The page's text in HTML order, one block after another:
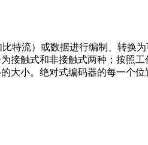
比特流）或数据进行编制、转换
接触式和非接触式两种；按照
大小。绝对式编码器的每一个